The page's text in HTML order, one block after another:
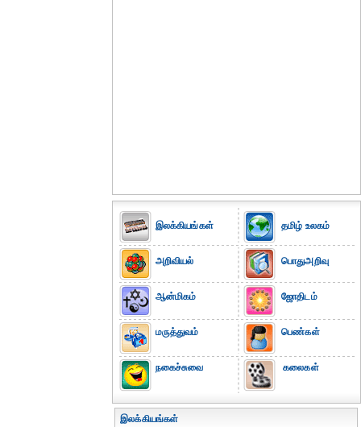
இலக்கியங்கள்
அறிவியல்
ஆன்மிகம்
மருத்துவம்
நகைச்சுவை
தமிழ் உலகம்
பொதுஅறிவு
ஜோதிடம்
பெண்கள்
கலைகள்
இலக்கியங்கள்